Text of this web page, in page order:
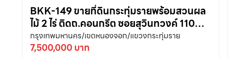
BKK-149 ขายที่ดินกระทุ่มรายพร้อมสวนผล
ไม้ 2 ไร่ ติดถ.คอนกรีต ซอยสุวินทวงค์ 110
หลังสน.สุวินทวงศ์ หนองจอก
กรุงเทพมหานคร/เขตหนองจอก/แขวงกระทุ่มราย
7,500,000 บาท